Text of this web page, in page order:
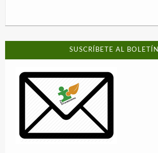
SUSCRÍBETE AL BOLETÍN